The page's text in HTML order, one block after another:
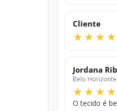
Cliente
Jordana
Belo Horizonte
O tecido é